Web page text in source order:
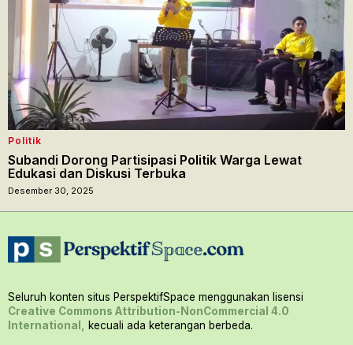
Politik
Subandi Dorong Partisipasi Politik Warga Lewat
Edukasi dan Diskusi Terbuka
Desember 30, 2025
Seluruh konten situs PerspektifSpace menggunakan lisensi
Creative Commons Attribution-NonCommercial 4.0
International,
kecuali ada keterangan berbeda.